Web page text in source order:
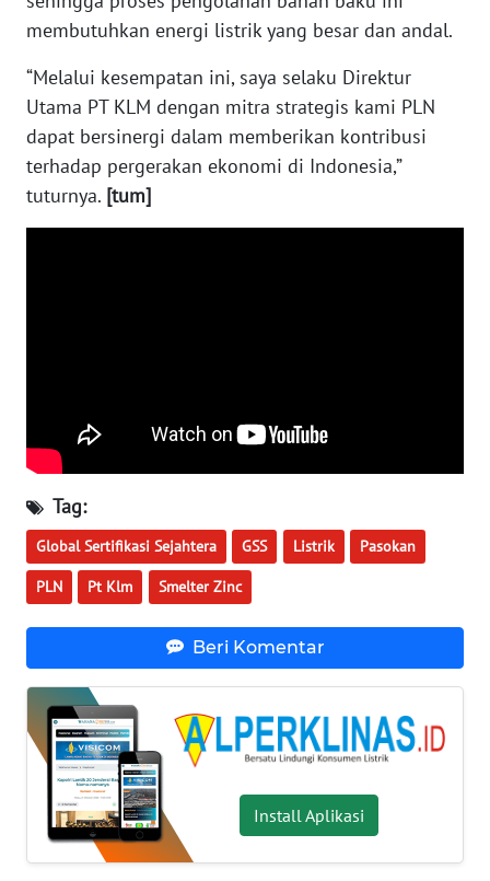
membutuhkan energi listrik yang besar dan andal.
“Melalui kesempatan ini, saya selaku Direktur
Utama PT KLM dengan mitra strategis kami PLN
dapat bersinergi dalam memberikan kontribusi
terhadap pergerakan ekonomi di Indonesia,”
tuturnya. [tum]
Tag:
Global Sertifikasi Sejahtera GSS Listrik Pasokan
PLN Pt Klm Smelter Zinc
Beri Komentar
Install Aplikasi
WN
KALTARA
KALSEL
WN
KALTIM
SULUT
WN
MALUKU
WN
MALUT
DAIRI
WN
DANAU
TOBA
WN
NIAS